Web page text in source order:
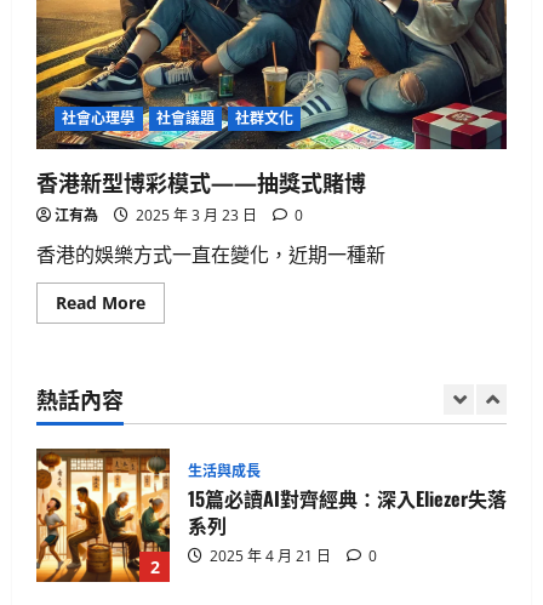
社會心理學 社會議題 社群文化
香港新型博彩模式——抽獎式賭博
江有為 2025 年 3 月 23 日 0
香港的娛樂方式一直在變化，近期一種新
Read MoreRead
more
博
模
式
——
抽
獎
式
賭
博
熱話內容
4
生活與成長
美國AI領導地位對香港有何啟示？
2025 年 4 月 10 日 0
5
健康與生活 生活與成長 生物學
貓咪真的不愛你？破解主子冷漠的真
心信號
2025 年 4 月 10 日 0
2
生活與成長
15篇必讀AI對齊經典：深入Eliezer失落
系列
2025 年 4 月 21 日 0